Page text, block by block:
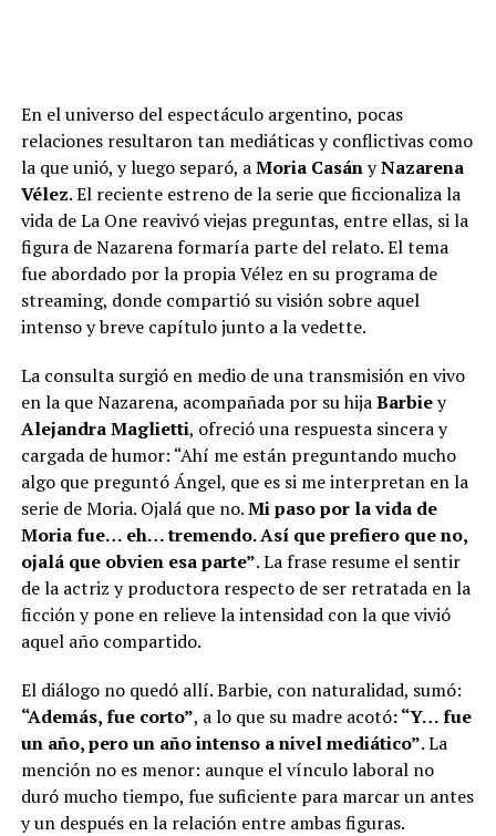
En el universo del espectáculo argentino, pocas
relaciones resultaron tan mediáticas y conflictivas como
la que unió, y luego separó, aMoria CasányNazarena
Vélez. El reciente estreno de la serie que ficcionaliza la
vida de La One reavivó viejas preguntas, entre ellas, si la
figura de Nazarena formaría parte del relato. El tema
fue abordado por la propia Vélez en su programa de
streaming, donde compartió su visión sobre aquel
intenso y breve capítulo junto a la vedette.
La consulta surgió en medio de una transmisión en vivo
en la que Nazarena, acompañada por su hijaBarbiey
Alejandra Maglietti, ofreció una respuesta sincera y
cargada de humor: “Ahí me están preguntando mucho
algo que preguntó Ángel, que es si me interpretan en la
serie de Moria. Ojalá que no.Mi paso por la vida de
Moria fue… eh… tremendo. Así que prefiero que no,
ojalá que obvien esa parte”. La frase resume el sentir
de la actriz y productora respecto de ser retratada en la
ficción y pone en relieve la intensidad con la que vivió
aquel año compartido.
El diálogo no quedó allí. Barbie, con naturalidad, sumó:
“Además, fue corto”, a lo que su madre acotó: “Y… fue
un año, pero un año intenso a nivel mediático”. La
mención no es menor: aunque el vínculo laboral no
duró mucho tiempo, fue suficiente para marcar un antes
y un después en la relación entre ambas figuras.